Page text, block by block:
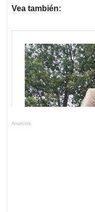
Vea también:
Anuncios.